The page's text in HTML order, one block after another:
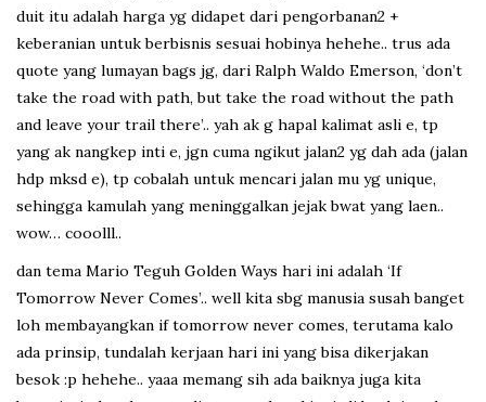
duit itu adalah harga yg didapet dari pengorbanan2 +
keberanian untuk berbisnis sesuai hobinya hehehe.. trus ada
quote yang lumayan bags jg, dari Ralph Waldo Emerson, ‘don’t
take the road with path, but take the road without the path
and leave your trail there’.. yah ak g hapal kalimat asli e, tp
yang ak nangkep inti e, jgn cuma ngikut jalan2 yg dah ada (jalan
hdp mksd e), tp cobalah untuk mencari jalan mu yg unique,
sehingga kamulah yang meninggalkan jejak bwat yang laen..
wow… cooolll..
dan tema Mario Teguh Golden Ways hari ini adalah ‘If
Tomorrow Never Comes’.. well kita sbg manusia susah banget
loh membayangkan if tomorrow never comes, terutama kalo
ada prinsip, tundalah kerjaan hari ini yang bisa dikerjakan
besok :p hehehe.. yaaa memang sih ada baiknya juga kita